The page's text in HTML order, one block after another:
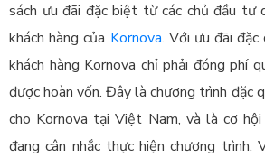
sách ưu đãi đặc biệt từ các chủ đầu tư
khách hàng của Kornova. Với ưu đãi
khách hàng Kornova chỉ phải đóng phí
được hoàn vốn. Đây là chương trình đặc
cho Kornova tại Việt Nam, và là cơ hội
đang cân nhắc thực hiện chương trình.